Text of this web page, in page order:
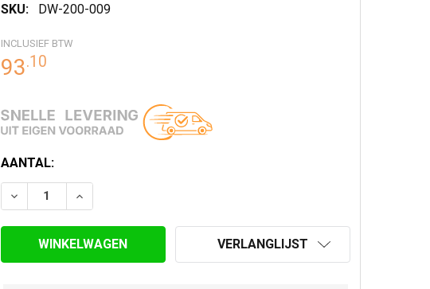
SKU: DW-200-009
INCLUSIEF BTW
93.10
HUIDIGE
VOORRAAD:
AANTAL:
VERLAAG AANTAL VAN BOCHT 15° Ø 200/250 MM DUBBELWANDIG
VERHOOG AANTAL VAN BOCHT 15° Ø 200/250 MM
VERLANGLIJST